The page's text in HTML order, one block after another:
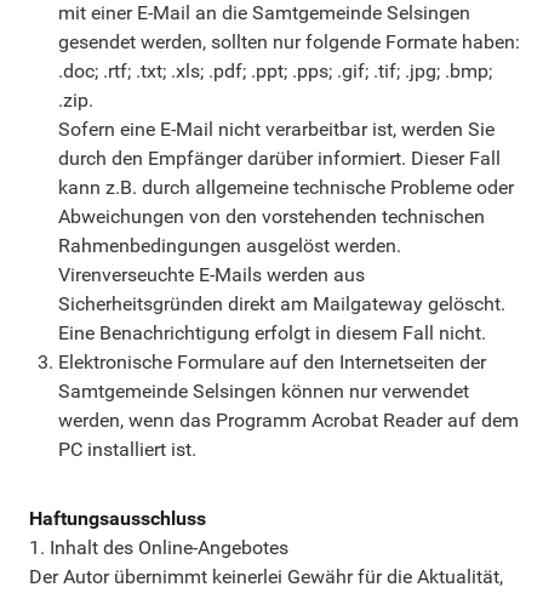
mit einer E-Mail an die Samtgemeinde Selsingen
gesendet werden, sollten nur folgende Formate haben:
.doc; .rtf; .txt; .xls; .pdf; .ppt; .pps; .gif; .tif; .jpg; .bmp;
.zip.
Sofern eine E-Mail nicht verarbeitbar ist, werden Sie
durch den Empfänger darüber informiert. Dieser Fall
kann z.B. durch allgemeine technische Probleme oder
Abweichungen von den vorstehenden technischen
Rahmenbedingungen ausgelöst werden.
Virenverseuchte E-Mails werden aus
Sicherheitsgründen direkt am Mailgateway gelöscht.
Eine Benachrichtigung erfolgt in diesem Fall nicht.
Elektronische Formulare auf den Internetseiten der
Samtgemeinde Selsingen können nur verwendet
werden, wenn das Programm Acrobat Reader auf dem
PC installiert ist.
Haftungsausschluss
1. Inhalt des Online-Angebotes
Der Autor übernimmt keinerlei Gewähr für die Aktualität,